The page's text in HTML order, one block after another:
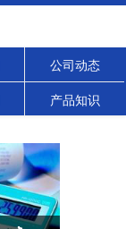
公司动态
产品知识